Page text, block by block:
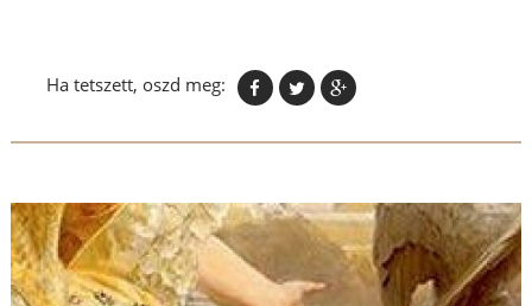
Ha tetszett, oszd meg: